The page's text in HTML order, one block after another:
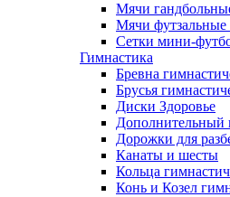
Мячи
Мячи
Сетки мини-
Гимнастика
Бревна
Брусья
Диски Здоровье
Дополнительный
Дорожки для
Канаты и шесты
Кольца
Конь и Козел